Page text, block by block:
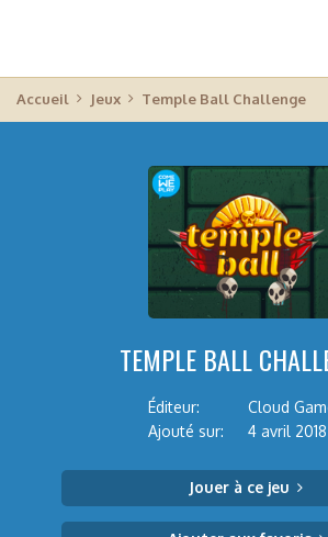
Accueil Jeux Temple Ball Challenge
TEMPLE BALL
Éditeur:
Cloud
Ajouté sur:
4 avril 2018
Jouer à ce jeu